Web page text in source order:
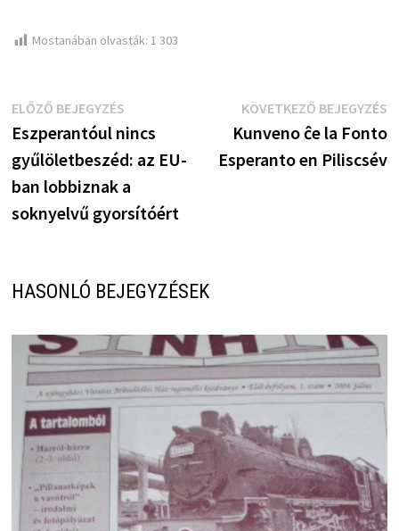
Mostanában olvasták: 1 303
Bejegyzés
navigáció
ELŐZŐ BEJEGYZÉSElőző
bejegyzés:
Eszperantóul nincs
gyűlöletbeszéd: az EU-
ban lobbiznak a
soknyelvű gyorsítóért
KÖVETKEZŐ BEJEGYZÉS
Kunveno ĉe la Fonto
Esperanto en Piliscsév
HASONLÓ BEJEGYZÉSEK